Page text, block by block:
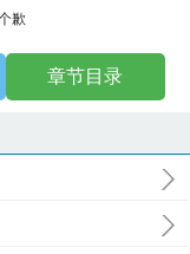
歉
章节目录